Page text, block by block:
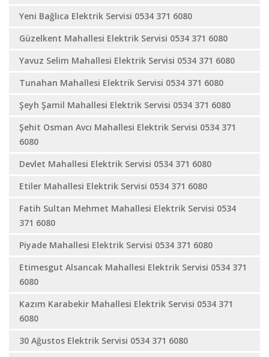
Yeni Bağlıca Elektrik Servisi 0534 371 6080
Güzelkent Mahallesi Elektrik Servisi 0534 371 6080
Yavuz Selim Mahallesi Elektrik Servisi 0534 371 6080
Tunahan Mahallesi Elektrik Servisi 0534 371 6080
Şeyh Şamil Mahallesi Elektrik Servisi 0534 371 6080
Şehit Osman Avcı Mahallesi Elektrik Servisi 0534 371
6080
Devlet Mahallesi Elektrik Servisi 0534 371 6080
Etiler Mahallesi Elektrik Servisi 0534 371 6080
Fatih Sultan Mehmet Mahallesi Elektrik Servisi 0534
371 6080
Piyade Mahallesi Elektrik Servisi 0534 371 6080
Etimesgut Alsancak Mahallesi Elektrik Servisi 0534 371
6080
Kazım Karabekir Mahallesi Elektrik Servisi 0534 371
6080
30 Ağustos Elektrik Servisi 0534 371 6080